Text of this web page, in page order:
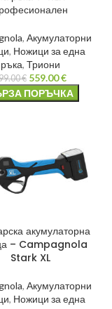
, Акумулаторни
, Ножици за една
ръка, Триони
€ 559.00€
ПОРЪЧКА
акумулаторна
– Campagnola
Stark XL
, Акумулаторни
, Ножици за една